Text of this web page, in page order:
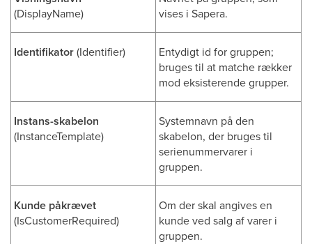
(DisplayName)
vises i Sapera.
Identifikator(Identifier)
Entydigt id for gruppen;
bruges til at matche rækker
mod eksisterende grupper.
Instans-skabelon
(InstanceTemplate)
Systemnavn på den
skabelon, der bruges til
serienummervarer i
gruppen.
Kunde påkrævet
(IsCustomerRequired)
Om der skal angives en
kunde ved salg af varer i
gruppen.